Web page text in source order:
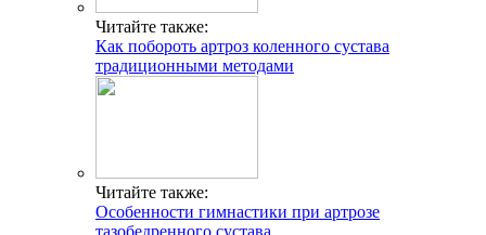
Читайте также:
Как побороть артроз коленного сустава
традиционными методами
Читайте также:
Особенности гимнастики при артрозе
тазобедренного сустава